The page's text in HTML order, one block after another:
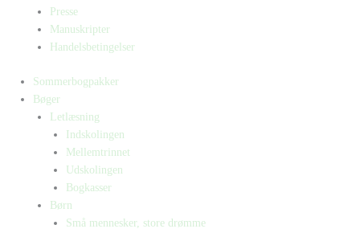
Presse
Manuskripter
Handelsbetingelser
Sommerbogpakker
Bøger
Letlæsning
Indskolingen
Mellemtrinnet
Udskolingen
Bogkasser
Børn
Små mennesker, store drømme